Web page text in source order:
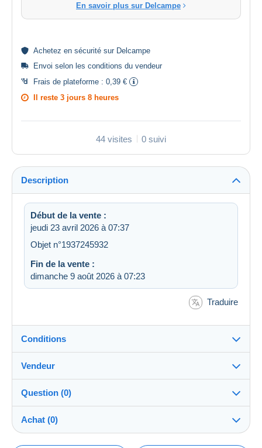
En savoir plus sur Delcampe
Achetez en sécurité sur Delcampe
Envoi selon les conditions du vendeur
Frais de plateforme : 0,39 €
Il reste 3 jours 8 heures
44 visites 0 suivi
Description
Début de la vente :
jeudi 23 avril 2026 à 07:37
Objet n°1937245932
Fin de la vente :
dimanche 9 août 2026 à 07:23
Traduire
Conditions
Destination :
Voir la liste des pays
Expédition :
Envoi après paiement
Vendeur
djmkerr-stamps100%(48727x)
Boutique
Question (0)
Achat (0)